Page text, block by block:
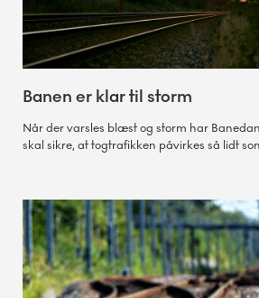
Banen er klar til storm
Når der varsles blæst og storm har
skal sikre, at togtrafikken påvirkes så lidt